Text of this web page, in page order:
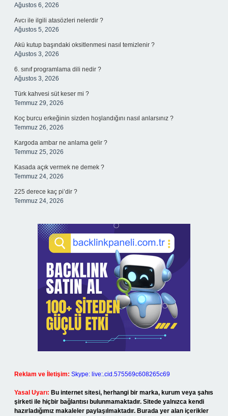
Ağustos 6, 2026
Avcı ile ilgili atasözleri nelerdir ?
Ağustos 5, 2026
Akü kutup başındaki oksitlenmesi nasıl temizlenir ?
Ağustos 3, 2026
6. sınıf programlama dili nedir ?
Ağustos 3, 2026
Türk kahvesi süt keser mi ?
Temmuz 29, 2026
Koç burcu erkeğinin sizden hoşlandığını nasıl anlarsınız ?
Temmuz 26, 2026
Kargoda ambar ne anlama gelir ?
Temmuz 25, 2026
Kasada açık vermek ne demek ?
Temmuz 24, 2026
225 derece kaç pi’dir ?
Temmuz 24, 2026
Reklam ve İletişim: Skype: live:.cid.575569c608265c69
Yasal Uyarı: Bu internet sitesi, herhangi bir marka, kurum veya şahıs
şirketi ile hiçbir bağlantısı bulunmamaktadır. Sitede yalnızca kendi
hazırladığımız makaleler paylaşılmaktadır. Burada yer alan içerikler